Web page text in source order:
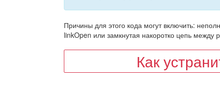
Причины для этого кода могут включить:
linkOpen или замкнутая накоротко цепь между
Как